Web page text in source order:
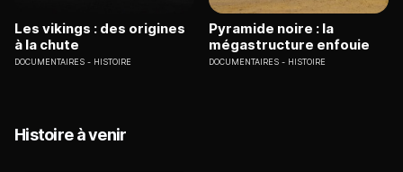
Les vikings : des origines
à la chute
DOCUMENTAIRES HISTOIRE
Pyramide noire : la
mégastructure enfouie
DOCUMENTAIRES HISTOIRE
Histoire à venir